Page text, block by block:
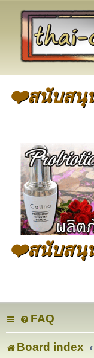
❤️สนับสนุน
❤️สนับสนุน
FAQ
Board index